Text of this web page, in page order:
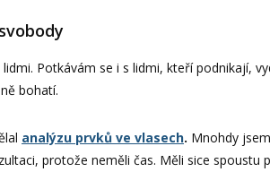
Potkávám se i s lidmi, kteří podnikají,
bohatí.
analýzu prvků ve vlasech. Mnohdy
protože neměli čas. Měli sice spoustu